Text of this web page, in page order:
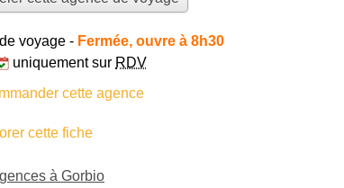
voyage - Fermée, ouvre à 8h30
uniquement sur RDV
cette agence
cette fiche
à Gorbio